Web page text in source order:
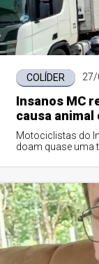
COLÍDER 27/
Insanos MC
causa animal
Motociclistas do
doam quase uma